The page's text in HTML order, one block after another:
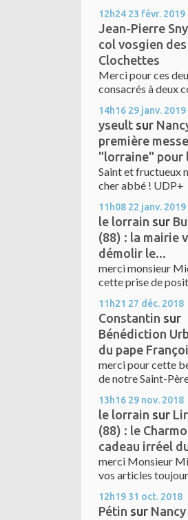
12h24 23 févr. 2019
Jean-Pierre
col vosgien des
Clochettes
Merci pour ces
consacrés à deux
14h16 29 janv. 2019
yseult sur
première messe
"lorraine" pour
Saint et fructueux
cher abbé ! UDP+
11h08 22 janv. 2019
le lorrain sur
(88) : la mairie
démolir le...
merci monsieur
cette prise de
11h21 27 déc. 2018
Constantin sur
Bénédiction
du pape
merci pour cette
de notre Saint-
13h16 29 nov. 2018
le lorrain sur
(88) : le
cadeau irréel
merci Monsieur
vos articles
12h19 31 oct. 2018
Pétin sur